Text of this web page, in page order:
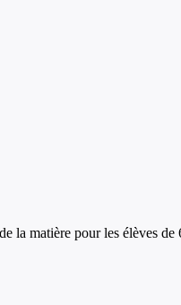
la matière pour les élèves de